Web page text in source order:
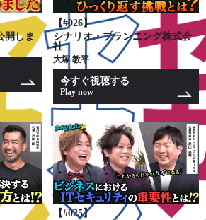
開しま
【#026】
シナリオ・プランニング株式会
社
大塚 教平
今すぐ視聴する
Play now
【#025】